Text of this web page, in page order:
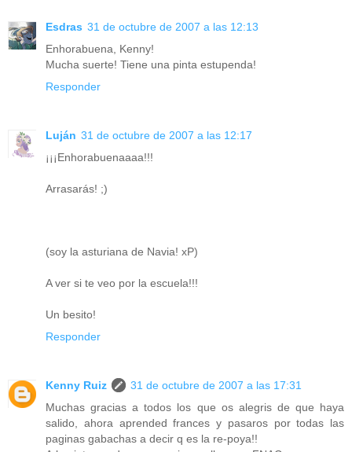
Esdras 31 de octubre de 2007 a las 12:13
Enhorabuena, Kenny!
Mucha suerte! Tiene una pinta estupenda!
Responder
Luján 31 de octubre de 2007 a las 12:17
¡¡¡Enhorabuenaaaa!!!
Arrasarás! ;)
(soy la asturiana de Navia! xP)
A ver si te veo por la escuela!!!
Un besito!
Responder
Kenny Ruiz
31 de octubre de 2007 a las 17:31
Muchas gracias a todos los que os alegris de que haya
salido, ahora aprended frances y pasaros por todas las
paginas gabachas a decir q es la re-poya!!